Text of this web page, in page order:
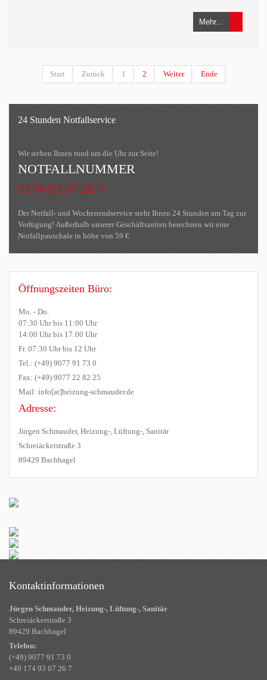
Mehr...
Start Zurück 1 2 Weiter Ende
24 Stunden Notfallservice
Wir stehen Ihnen rund um die Uhr zur Seite!
NOTFALLNUMMER
0174 93 67 26 7
Der Notfall- und Wochenendservice steht Ihnen 24 Stunden am Tag zur
Verfügung! Außerhalb unserer Geschäftszeiten berechnen wir eine
Notfallpauschale in höhe von 59 €.
Öffnungszeiten Büro:
Mo. - Do.
07:30 Uhr bis 11:00 Uhr
14:00 Uhr bis 17:00 Uhr
Fr. 07:30 Uhr bis 12 Uhr
Tel.: (+49) 9077 91 73 0
Fax: (+49) 9077 22 82 25
Mail: info[at]heizung-schmauder.de
Adresse:
Jürgen Schmauder, Heizung-, Lüftung-, Sanitär
Schreiäckerstraße 3
89429 Bachhagel
Kontaktinformationen
Jürgen Schmauder, Heizung-, Lüftung-, Sanitär
Schreiäckerstraße 3
89429 Bachhagel
Telefon:
(+49) 9077 91 73 0
+49 174 93 67 26 7